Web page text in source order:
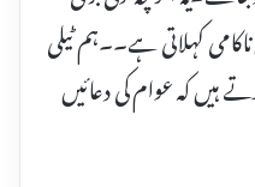
کہلاتی ہے۔۔ہم ٹیلی
ہیں کہ عوام کی دعائیں